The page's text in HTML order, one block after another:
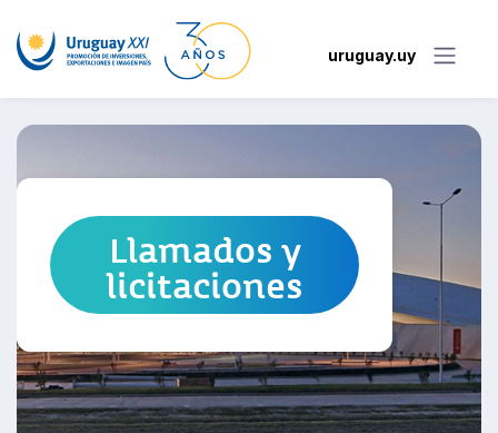
uruguay.uy
Llamados y
licitaciones